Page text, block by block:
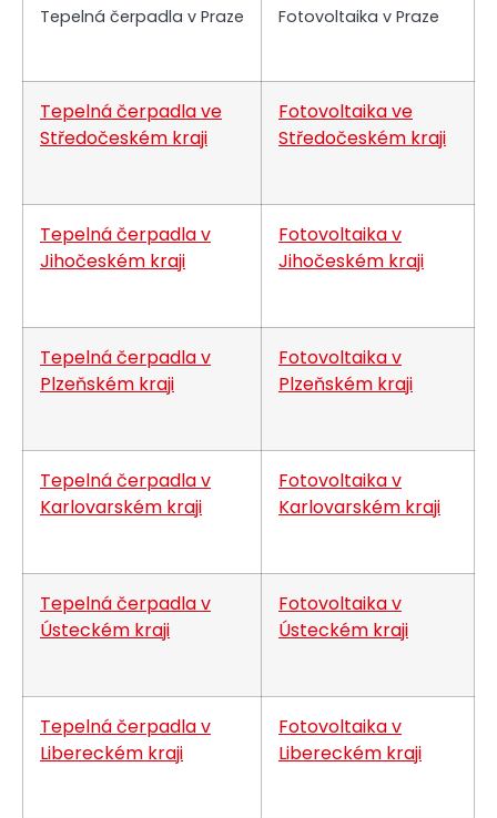
Tepelná čerpadla v Praze Fotovoltaika v Praze
Tepelná čerpadla ve
Středočeském kraji
Fotovoltaika ve
Středočeském kraji
Tepelná čerpadla v
Jihočeském kraji
Fotovoltaika v
Jihočeském kraji
Tepelná čerpadla v
Plzeňském kraji
Fotovoltaika v
Plzeňském kraji
Tepelná čerpadla v
Karlovarském kraji
Fotovoltaika v
Karlovarském kraji
Tepelná čerpadla v
Ústeckém kraji
Fotovoltaika v
Ústeckém kraji
Tepelná čerpadla v
Libereckém kraji
Fotovoltaika v
Libereckém kraji